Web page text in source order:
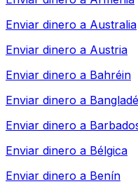
Enviar dinero a Australia
Enviar dinero a Austria
Enviar dinero a Bahréin
Enviar dinero a
Enviar dinero a
Enviar dinero a Bélgica
Enviar dinero a Benín